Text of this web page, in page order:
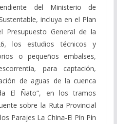
del Ministerio de
incluya en el Plan
Presupuesto General de la
los estudios técnicos y
o pequeños embalses,
para captación,
de aguas de la cuenca
El Ñato”, en los tramos
sobre la Ruta Provincial
Parajes La China-El Pín Pín